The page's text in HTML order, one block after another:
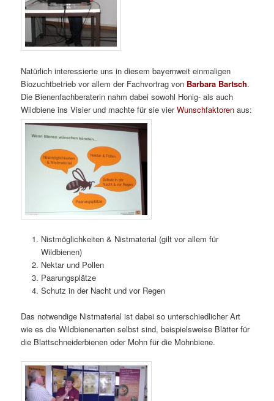
Natürlich interessierte uns in diesem bayernweit einmaligen
Biozuchtbetrieb vor allem der Fachvortrag von Barbara Bartsch.
Die Bienenfachberaterin nahm dabei sowohl Honig- als auch
Wildbiene ins Visier und machte für sie vierWunschfaktoren aus:
Nistmöglichkeiten & Nistmaterial (gilt vor allem für
Wildbienen)
Nektar und Pollen
Paarungsplätze
Schutz in der Nacht und vor Regen
Das notwendige Nistmaterial ist dabei so unterschiedlicher Art
wie es die Wildbienenarten selbst sind, beispielsweise Blätter für
die Blattschneiderbienen oder Mohn für die Mohnbiene.